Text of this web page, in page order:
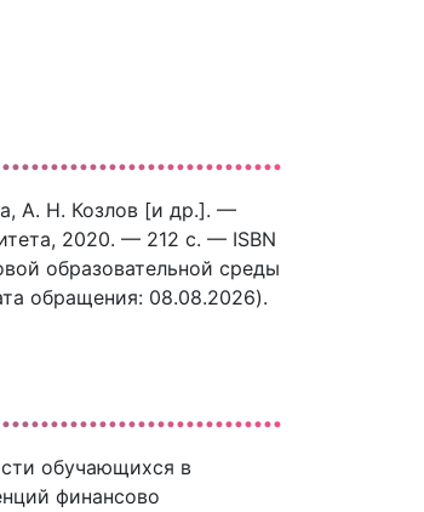
А. Н. Козлов [и др.]. —
2020. — 212 c. — ISBN
образовательной среды
обращения: 08.08.2026).
обучающихся в
финансово